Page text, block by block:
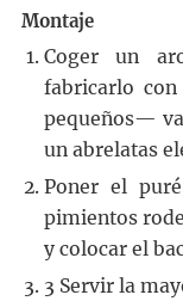
Montaje
Coger un
fabricarlo
pequeños—
un abrelatas
Poner el
pimientos
y colocar el
3 Servir la